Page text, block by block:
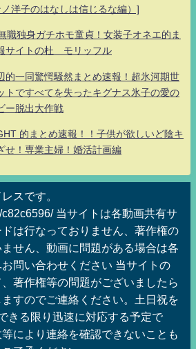
洋子のはなしは信じるな編）]
独身ガチホモ童貞！女装子オネエ的ま
サイトの杜 モリッフル
的一同驚愕騒然まとめ速報！超氷河期世
トですべてを失ったキグナス氷子の愛の
ー脱出大作戦
的まとめ速報！！子供が欲しいど陰キ
せ！専業主婦！婚活計画編
スです。
c82c6596/ 当サイトは各動画共有サ
は行なっておりません、著作権の
せん、動画に問題がある場合は各
問い合わせください 当サイトの
著作権等の問題がございましたら
すのでご連絡ください。土日祝を
きる限り迅速に対応する予定で
により連絡を確認できないことも